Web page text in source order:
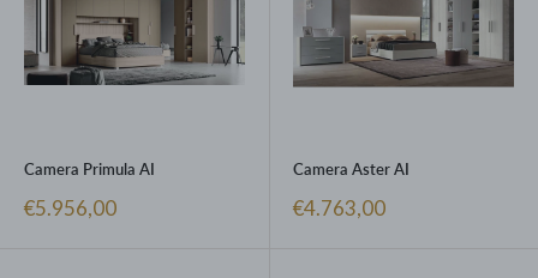
Camera Primula AI
Prezzo
€5.956,00
Camera Aster AI
Prezzo
€4.763,00